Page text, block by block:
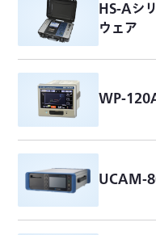
HS-Aシ
ウェア
WP-
UCAM-